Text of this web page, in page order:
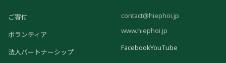
ご寄付
ボランティア
法人パートナーシップ
contact@hiephoi.jp
www.hiephoi.jp
FacebookYouTube